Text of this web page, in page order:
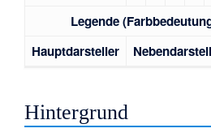
Legende
Hauptdarsteller
Hintergrund